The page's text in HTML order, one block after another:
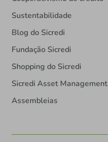
Sustentabilidade
Blog do Sicredi
Fundação Sicredi
Shopping do Sicredi
Sicredi Asset Management
Assembleias